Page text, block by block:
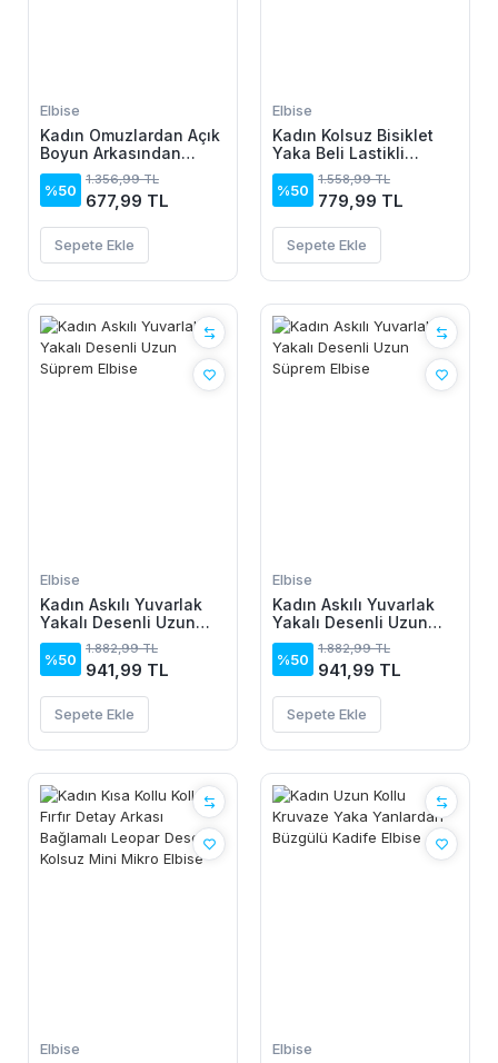
Elbise
Kadın Omuzlardan Açık
Boyun Arkasından
Bağcıklı Beli Lastikli
Kısa Süprem Elbise
%50
1.356,99 TL
677,99 TL
Sepete Ekle
Elbise
Kadın Kolsuz Bisiklet
Yaka Beli Lastikli
Desenli Süprem Elbise
%50
1.558,99 TL
779,99 TL
Sepete Ekle
Elbise
Kadın Askılı Yuvarlak
Yakalı Desenli Uzun
Süprem Elbise
%50
1.882,99 TL
941,99 TL
Sepete Ekle
Elbise
Kadın Askılı Yuvarlak
Yakalı Desenli Uzun
Süprem Elbise
%50
1.882,99 TL
941,99 TL
Sepete Ekle
Elbise Elbise